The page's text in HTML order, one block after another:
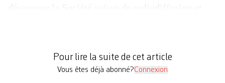
parlementaire qui a pour but […]
Pour lire la suite de cet article
Vous êtes déjà abonné?Connexion